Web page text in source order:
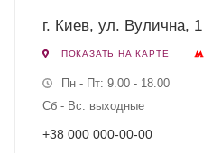
г. Киев, ул. Вулична, 1
ПОКАЗАТЬ НА КАРТЕ
Пн - Пт: 9.00 - 18.00
Сб - Вс: выходные
+38 000 000-00-00